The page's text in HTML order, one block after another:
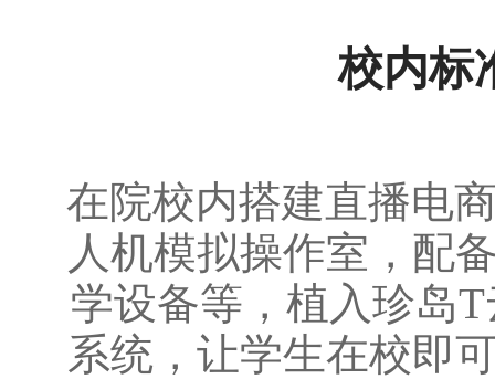
校内标
在院校内搭建直播电
人机模拟操作室，配
学设备等，植入珍岛
系统，让学生在校即